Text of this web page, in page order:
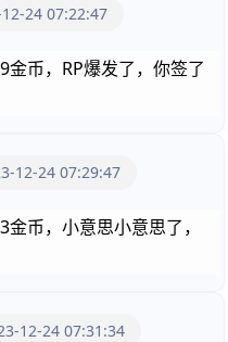
24 07:22:47
币，RP爆发了，你签了
12-24 07:29:47
币，小意思小意思了，
12-24 07:31:34